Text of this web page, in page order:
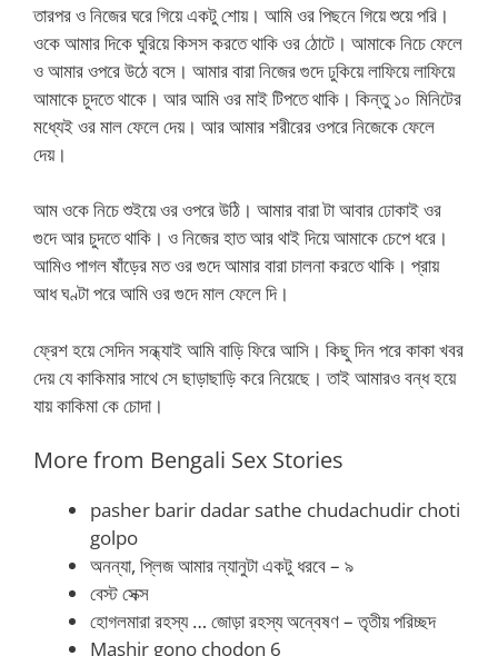
তারপর ও নিজের ঘরে গিয়ে একটু শোয়। আমি ওর পিছনে গিয়ে শুয়ে পরি।
ওকে আমার দিকে ঘুরিয়ে কিসস করতে থাকি ওর ঠোটে। আমাকে নিচে ফেলে
ও আমার ওপরে উঠে বসে। আমার বারা নিজের গুদে ঢুকিয়ে লাফিয়ে লাফিয়ে
আমাকে চুদতে থাকে। আর আমি ওর মাই টিপতে থাকি। কিন্তু ১০ মিনিটের
মধ্যেই ওর মাল ফেলে দেয়। আর আমার শরীরের ওপরে নিজেকে ফেলে
দেয়।
আম ওকে নিচে শুইয়ে ওর ওপরে উঠি। আমার বারা টা আবার ঢোকাই ওর
গুদে আর চুদতে থাকি। ও নিজের হাত আর থাই দিয়ে আমাকে চেপে ধরে।
আমিও পাগল ষাঁড়ের মত ওর গুদে আমার বারা চালনা করতে থাকি। প্রায়
আধ ঘণ্টা পরে আমি ওর গুদে মাল ফেলে দি।
ফ্রেশ হয়ে সেদিন সন্ধ্যাই আমি বাড়ি ফিরে আসি। কিছু দিন পরে কাকা খবর
দেয় যে কাকিমার সাথে সে ছাড়াছাড়ি করে নিয়েছে। তাই আমারও বন্ধ হয়ে
যায় কাকিমা কে চোদা।
More from Bengali Sex Stories
pasher barir dadar sathe chudachudir choti
golpo
অনন্যা, প্লিজ আমার ন্যানুটা একটু ধরবে – ৯
বেস্ট সেক্স
হোগলমারা রহস্য … জোড়া রহস্য অন্বেষণ – তৃতীয় পরিচ্ছদ
Mashir gono chodon 6